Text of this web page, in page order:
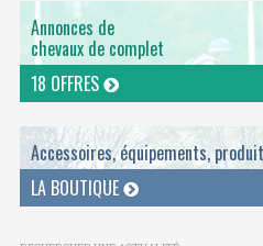
Annonces de
chevaux de complet
18 OFFRES
Accessoires, équipements,
LA BOUTIQUE